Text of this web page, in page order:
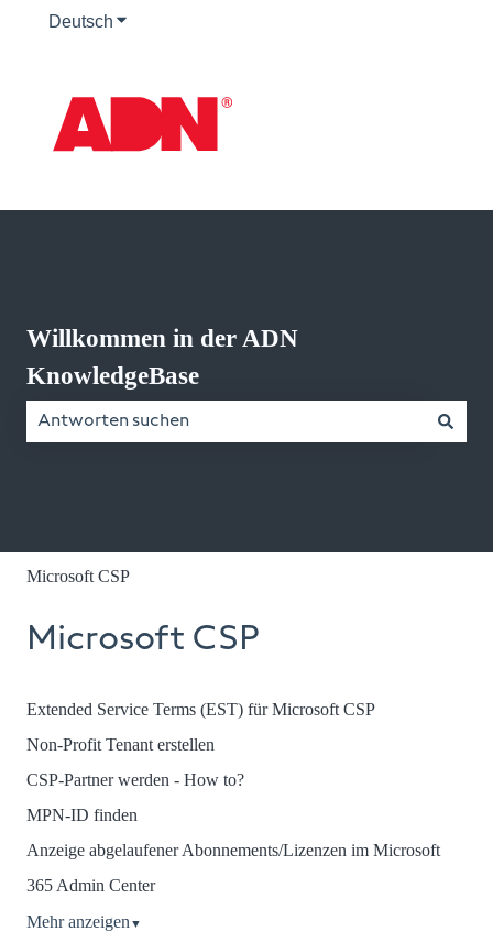
Deutsch Untermenü für Übersetzungen anzeigen
Willkommen in der ADN
KnowledgeBase
Microsoft CSP
Microsoft CSP
Extended Service Terms (EST) für Microsoft CSP
Non-Profit Tenant erstellen
CSP-Partner werden - How to?
MPN-ID finden
Anzeige abgelaufener Abonnements/Lizenzen im Microsoft
365 Admin Center
Mehr anzeigen ▼